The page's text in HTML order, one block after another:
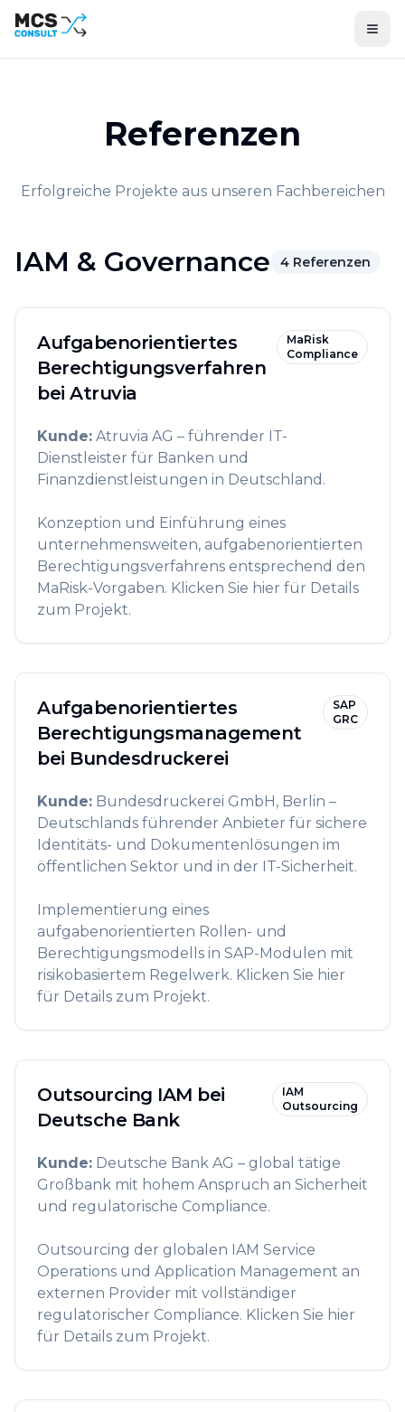
Referenzen
Erfolgreiche Projekte aus unseren Fachbereichen
IAM & Governance 4 Referenzen
Aufgabenorientiertes
Berechtigungsverfahren
bei Atruvia
MaRisk
Compliance
Kunde: Atruvia AG – führender IT-
Dienstleister für Banken und
Finanzdienstleistungen in Deutschland.
Konzeption und Einführung eines
unternehmensweiten, aufgabenorientierten
Berechtigungsverfahrens entsprechend den
MaRisk-Vorgaben. Klicken Sie hier für Details
zum Projekt.
Aufgabenorientiertes
Berechtigungsmanagement
bei Bundesdruckerei
SAP
GRC
Kunde: Bundesdruckerei GmbH, Berlin –
Deutschlands führender Anbieter für sichere
Identitäts- und Dokumentenlösungen im
öffentlichen Sektor und in der IT-Sicherheit.
Implementierung eines
aufgabenorientierten Rollen- und
Berechtigungsmodells in SAP-Modulen mit
risikobasiertem Regelwerk. Klicken Sie hier
für Details zum Projekt.
Outsourcing IAM bei
Deutsche Bank
IAM
Outsourcing
Kunde: Deutsche Bank AG – global tätige
Großbank mit hohem Anspruch an Sicherheit
und regulatorische Compliance.
Outsourcing der globalen IAM Service
Operations und Application Management an
externen Provider mit vollständiger
regulatorischer Compliance. Klicken Sie hier
für Details zum Projekt.